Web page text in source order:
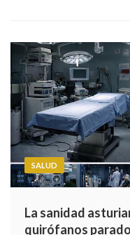
SALUD
La sanidad
quirófanos